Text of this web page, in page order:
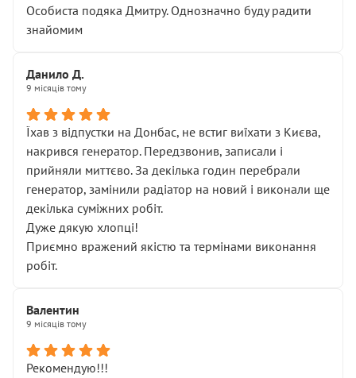
Особиста подяка Дмитру. Однозначно буду радити
знайомим
Данило Д.
9 місяців тому
Їхав з відпустки на Донбас, не встиг виїхати з Києва,
накрився генератор. Передзвонив, записали і
прийняли миттєво. За декілька годин перебрали
генератор, замінили радіатор на новий і виконали ще
декілька суміжних робіт.
Дуже дякую хлопці!
Приємно вражений якістю та термінами виконання
робіт.
Валентин
9 місяців тому
Рекомендую!!!